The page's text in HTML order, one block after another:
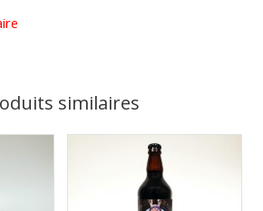
similaires